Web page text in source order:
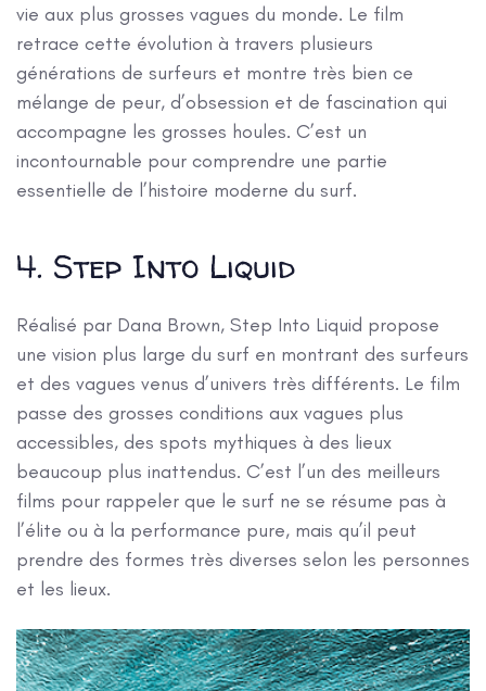
vie aux plus grosses vagues du monde. Le film
retrace cette évolution à travers plusieurs
générations de surfeurs et montre très bien ce
mélange de peur, d’obsession et de fascination qui
accompagne les grosses houles. C’est un
incontournable pour comprendre une partie
essentielle de l’histoire moderne du surf.
4. Step Into Liquid
Réalisé par Dana Brown, Step Into Liquid propose
une vision plus large du surf en montrant des surfeurs
et des vagues venus d’univers très différents. Le film
passe des grosses conditions aux vagues plus
accessibles, des spots mythiques à des lieux
beaucoup plus inattendus. C’est l’un des meilleurs
films pour rappeler que le surf ne se résume pas à
l’élite ou à la performance pure, mais qu’il peut
prendre des formes très diverses selon les personnes
et les lieux.